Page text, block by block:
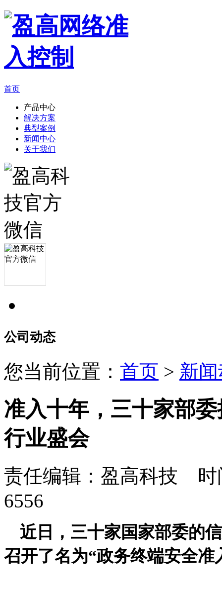
首页
产品中心
解决方案
典型案例
新闻中心
关于我们
公司动态
您当前位置： 首页 > 新
准入十年，三十家部
行业盛会
责任编辑：盈高科技 时
6556
近日，三十家国家部委的
召开了名为“政务终端安全